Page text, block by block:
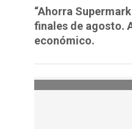
“Ahorra
finales de agosto.
económico.